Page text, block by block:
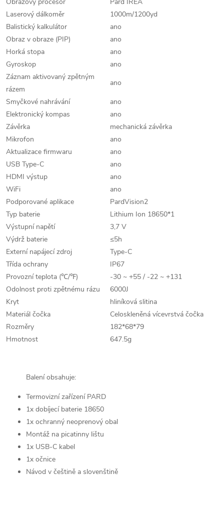
Laserový dálkoměr
1000m/1200yd
Balistický kalkulátor
ano
Obraz v obraze (PIP)
ano
Horká stopa
ano
Gyroskop
ano
Záznam aktivovaný zpětným
rázem
ano
Smyčkové nahrávání
ano
Elektronický kompas
ano
Závěrka
mechanická závěrka
Mikrofon
ano
Aktualizace firmwaru
ano
USB Type-C
ano
HDMI výstup
ano
WiFi
ano
Podporované aplikace
PardVision2
Typ baterie
Lithium Ion 18650*1
Výstupní napětí
3,7 V
Výdrž baterie
≤5h
Externí napájecí zdroj
Type-C
Třída ochrany
IP67
Provozní teplota (℃/℉)
-30 ~ +55 / -22 ~ +131
Odolnost proti zpětnému rázu
6000J
Kryt
hliníková slitina
Materiál čočka
Celoskleněná vícevrstvá čočka
Rozměry
182*68*79
Hmotnost
647.5g
Balení obsahuje:
Termovizní zařízení PARD
1x dobíjecí baterie 18650
1x ochranný neoprenový obal
Montáž na picatinny lištu
1x USB-C kabel
1x očnice
Návod v češtině a slovenštině